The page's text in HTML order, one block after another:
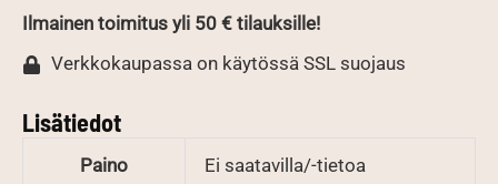
Ilmainen toimitus yli 50 € tilauksille!
Verkkokaupassa on käytössä SSL suojaus
Lisätiedot
Paino Ei saatavilla/-tietoa